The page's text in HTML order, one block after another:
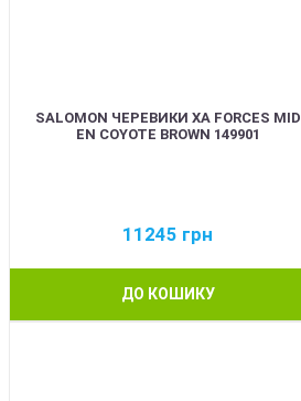
SALOMON ЧЕРЕВИКИ XA FORCES MID
EN COYOTE BROWN 149901
11245 грн
ДО КОШИКУ